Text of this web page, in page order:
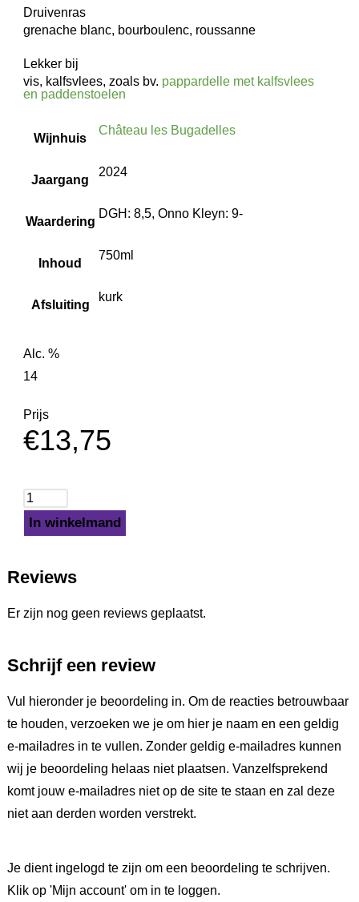
Druivenras
grenache blanc, bourboulenc, roussanne
Lekker bij
vis, kalfsvlees, zoals bv. pappardelle met kalfsvlees
en paddenstoelen
Wijnhuis
Château les Bugadelles
Jaargang
2024
Waardering
DGH: 8,5, Onno Kleyn: 9-
Inhoud
750ml
Afsluiting
kurk
Alc. %
14
Prijs
€13,75
In winkelmand
Reviews
Er zijn nog geen reviews geplaatst.
Schrijf een review
Vul hieronder je beoordeling in. Om de reacties betrouwbaar
te houden, verzoeken we je om hier je naam en een geldig
e-mailadres in te vullen. Zonder geldig e-mailadres kunnen
wij je beoordeling helaas niet plaatsen. Vanzelfsprekend
komt jouw e-mailadres niet op de site te staan en zal deze
niet aan derden worden verstrekt.
Je dient ingelogd te zijn om een beoordeling te schrijven.
Klik op 'Mijn account' om in te loggen.